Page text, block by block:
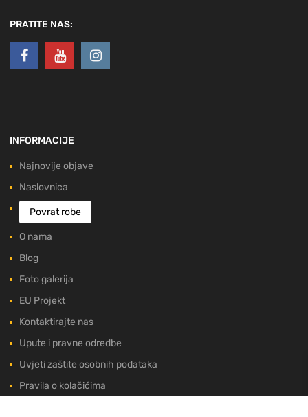
PRATITE NAS:
INFORMACIJE
Najnovije objave
Naslovnica
Povrat robe
O nama
Blog
Foto galerija
EU Projekt
Kontaktirajte nas
Upute i pravne odredbe
Uvjeti zaštite osobnih podataka
Pravila o kolačićima